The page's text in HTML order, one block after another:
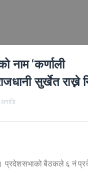
नाम ‘कर्णाली
सुर्खेत राख्ने
अगाडि
प्रदेशसभाको बैठकले ६ नं